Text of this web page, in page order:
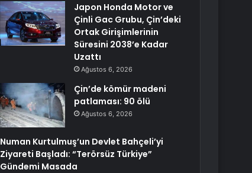
Japon Honda Motor ve
Çinli Gac Grubu, Çin’deki
Ortak Girişimlerinin
Süresini 2038’e Kadar
Uzattı
Ağustos 6, 2026
Çin’de kömür madeni
patlaması: 90 ölü
Ağustos 6, 2026
Numan Kurtulmuş’un Devlet Bahçeli’yi
Ziyareti Başladı: “Terörsüz Türkiye”
Gündemi Masada